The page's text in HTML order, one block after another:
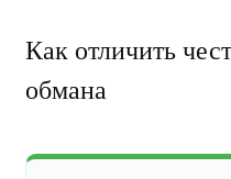
Как отличить
обмана